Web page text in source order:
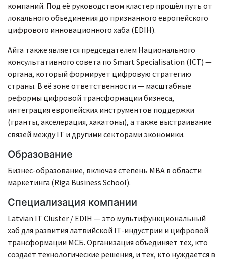
компаний. Под её руководством кластер прошёл путь от
локального объединения до признанного европейского
цифрового инновационного хаба (EDIH).
Айга также является председателем Национального
консультативного совета по Smart Specialisation (ICT) —
органа, который формирует цифровую стратегию
страны. В её зоне ответственности — масштабные
реформы цифровой трансформации бизнеса,
интеграция европейских инструментов поддержки
(гранты, акселерация, хакатоны), а также выстраивание
связей между IT и другими секторами экономики.
Образование
Бизнес-образование, включая степень MBA в области
маркетинга (Riga Business School).
Специализация компании
Latvian IT Cluster / EDIH — это мультифункциональный
хаб для развития латвийской IT-индустрии и цифровой
трансформации МСБ. Организация объединяет тех, кто
создаёт технологические решения, и тех, кто нуждается в